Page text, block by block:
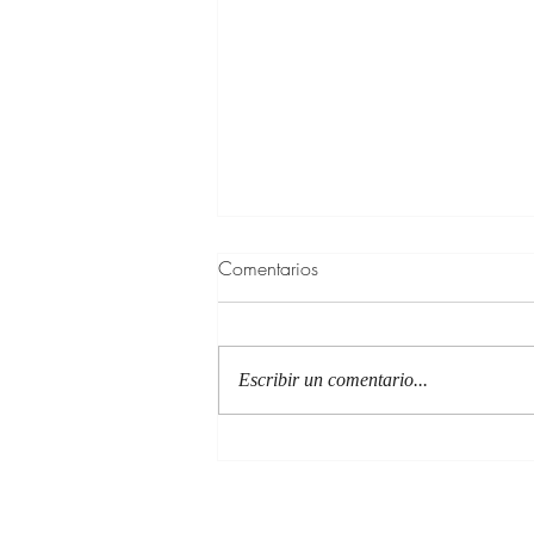
Comentarios
Escribir un comentario...